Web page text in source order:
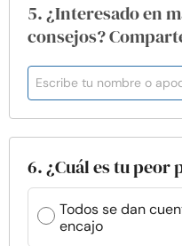
5. ¿Interesado en
consejos?
6. ¿Cuál es tu peor
Todos se dan
encajo